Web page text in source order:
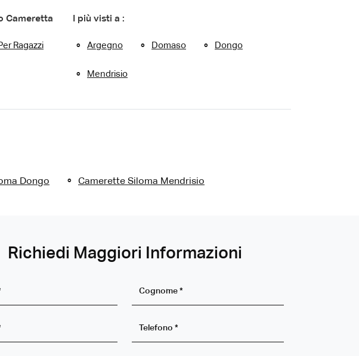
Cameretta
Ragazzi
I più visti a :
Argegno Domaso Dongo
Mendrisio
Dongo Camerette Siloma Mendrisio
Richiedi Maggiori Informazioni